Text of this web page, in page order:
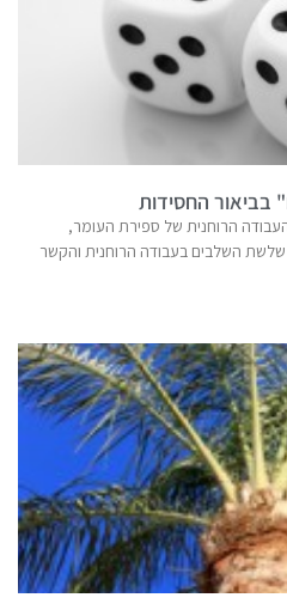
החסידות
הרוחנית של ספירת העומר,
השלבים בעבודה הרוחנית והקשר